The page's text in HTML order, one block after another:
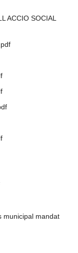
ACCIO SOCIAL
municipal mandat